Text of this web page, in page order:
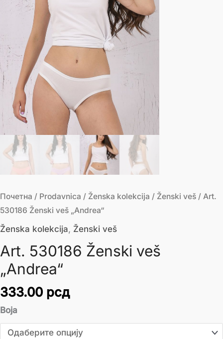
Почетна / Prodavnica / Ženska kolekcija / Ženski veš / Art.
530186 Ženski veš „Andrea“
Ženska kolekcija, Ženski veš
Art. 530186 Ženski veš
„Andrea“
333.00 рсд
Boja